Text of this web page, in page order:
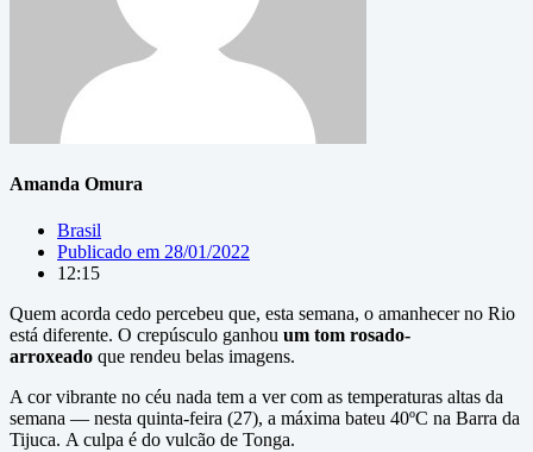
Amanda Omura
Brasil
Publicado em 28/01/2022
12:15
Quem acorda cedo percebeu que, esta semana, o amanhecer no Rio
está diferente. O crepúsculo ganhou um tom rosado-
arroxeado que rendeu belas imagens.
A cor vibrante no céu nada tem a ver com as temperaturas altas da
semana — nesta quinta-feira (27), a máxima bateu 40ºC na Barra da
Tijuca. A culpa é do vulcão de Tonga.